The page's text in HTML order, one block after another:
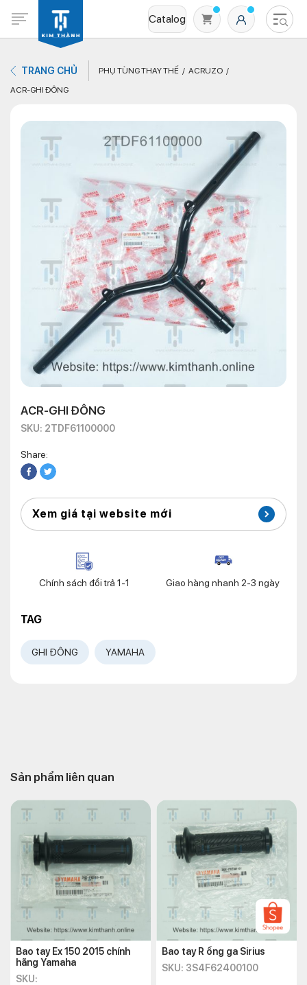
Catalog
Không có sản phẩm nào trong giỏ hàng
TRANG CHỦ PHỤ TÙNG THAY THẾ
ACRUZO
ACR-GHI ĐÔNG
ACR-GHI ĐÔNG
SKU: 2TDF61100000
Share:
Xem giá tại website mới
Chính sách đổi trả 1-1 Giao hàng nhanh 2-3 ngày
TAG
GHI ĐÔNG YAMAHA
Sản phẩm liên quan
Bao tay Ex 150 2015 chính
hãng Yamaha
SKU:
Bao tay R ống ga Sirius
SKU: 3S4F62400100